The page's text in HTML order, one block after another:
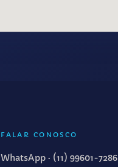
FALAR CONOSCO
WhatsApp · (11) 99601-7286